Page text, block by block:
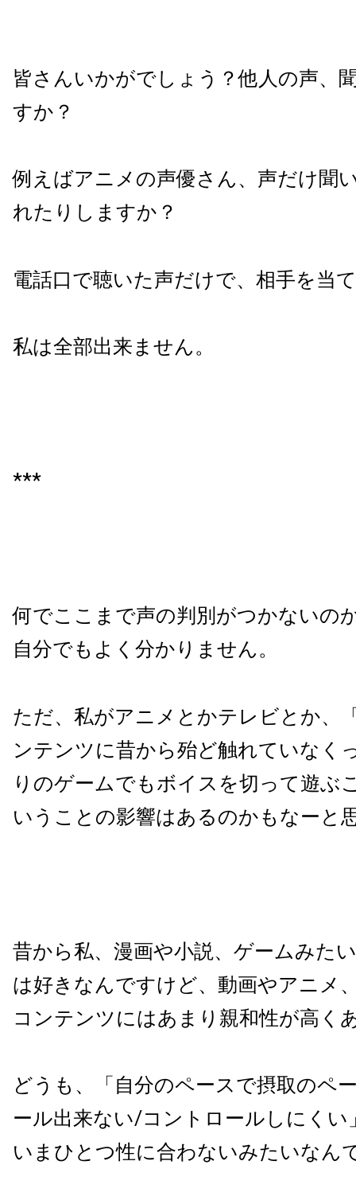
皆さんいかがでしょう？他人の声、
すか？
例えばアニメの声優さん、声だけ聞
れたりしますか？
電話口で聴いた声だけで、相手を当
私は全部出来ません。
***
何でここまで声の判別がつかないの
自分でもよく分かりません。
ただ、私がアニメとかテレビとか、
ンテンツに昔から殆ど触れていなく
りのゲームでもボイスを切って遊ぶ
いうことの影響はあるのかもなーと
昔から私、漫画や小説、ゲームみた
は好きなんですけど、動画やアニメ
コンテンツにはあまり親和性が高く
どうも、「自分のペースで摂取のペ
ール出来ない/コントロールしにくい
いまひとつ性に合わないみたいなん